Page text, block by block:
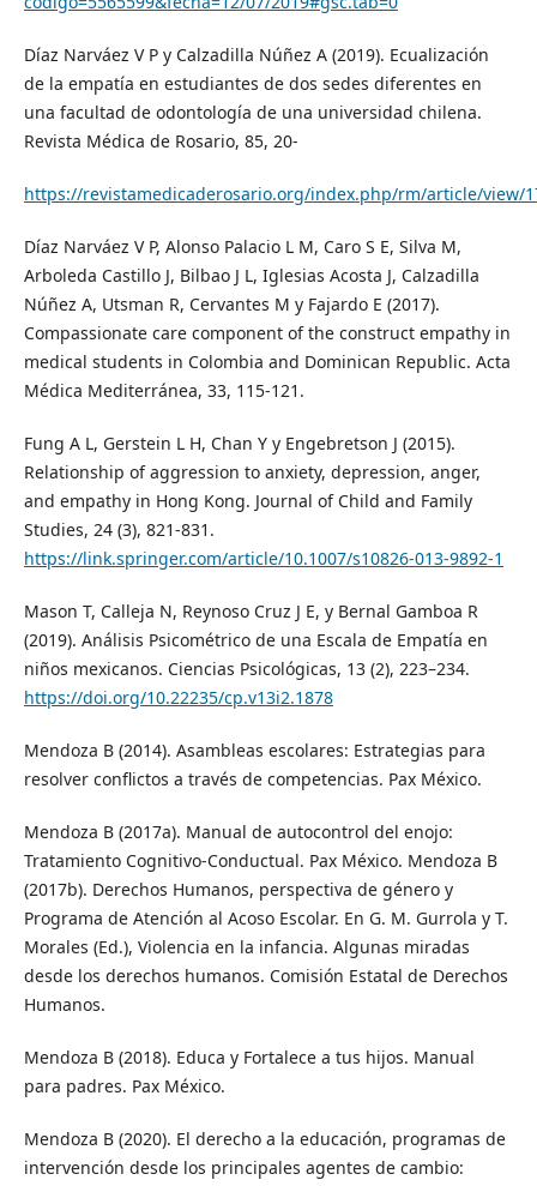
Díaz Narváez V P y Calzadilla Núñez A (2019). Ecualización
de la empatía en estudiantes de dos sedes diferentes en
una facultad de odontología de una universidad chilena.
Revista Médica de Rosario, 85, 20-
https://revistamedicaderosario.org/index.php/rm/article/view/
Díaz Narváez V P, Alonso Palacio L M, Caro S E, Silva M,
Arboleda Castillo J, Bilbao J L, Iglesias Acosta J, Calzadilla
Núñez A, Utsman R, Cervantes M y Fajardo E (2017).
Compassionate care component of the construct empathy in
medical students in Colombia and Dominican Republic. Acta
Médica Mediterránea, 33, 115-121.
Fung A L, Gerstein L H, Chan Y y Engebretson J (2015).
Relationship of aggression to anxiety, depression, anger,
and empathy in Hong Kong. Journal of Child and Family
Studies, 24 (3), 821-831.
https://link.springer.com/article/10.1007/s10826-013-9892-1
Mason T, Calleja N, Reynoso Cruz J E, y Bernal Gamboa R
(2019). Análisis Psicométrico de una Escala de Empatía en
niños mexicanos. Ciencias Psicológicas, 13 (2), 223–234.
https://doi.org/10.22235/cp.v13i2.1878
Mendoza B (2014). Asambleas escolares: Estrategias para
resolver conflictos a través de competencias. Pax México.
Mendoza B (2017a). Manual de autocontrol del enojo:
Tratamiento Cognitivo-Conductual. Pax México. Mendoza B
(2017b). Derechos Humanos, perspectiva de género y
Programa de Atención al Acoso Escolar. En G. M. Gurrola y T.
Morales (Ed.), Violencia en la infancia. Algunas miradas
desde los derechos humanos. Comisión Estatal de Derechos
Humanos.
Mendoza B (2018). Educa y Fortalece a tus hijos. Manual
para padres. Pax México.
Mendoza B (2020). El derecho a la educación, programas de
intervención desde los principales agentes de cambio: